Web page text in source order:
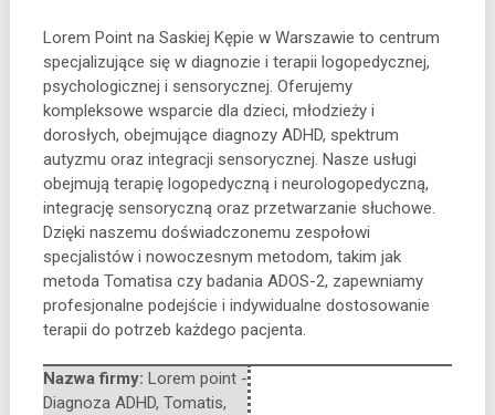
Lorem Point na Saskiej Kępie w Warszawie to centrum
specjalizujące się w diagnozie i terapii logopedycznej,
psychologicznej i sensorycznej. Oferujemy
kompleksowe wsparcie dla dzieci, młodzieży i
dorosłych, obejmujące diagnozy ADHD, spektrum
autyzmu oraz integracji sensorycznej. Nasze usługi
obejmują terapię logopedyczną i neurologopedyczną,
integrację sensoryczną oraz przetwarzanie słuchowe.
Dzięki naszemu doświadczonemu zespołowi
specjalistów i nowoczesnym metodom, takim jak
metoda Tomatisa czy badania ADOS-2, zapewniamy
profesjonalne podejście i indywidualne dostosowanie
terapii do potrzeb każdego pacjenta.
Nazwa firmy: Lorem point -
Diagnoza ADHD, Tomatis,